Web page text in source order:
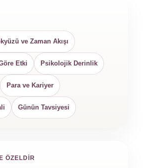
ve Zaman Akışı
Etki Psikolojik Derinlik
Para ve Kariyer
Günün Tavsiyesi
ÖZELDIR